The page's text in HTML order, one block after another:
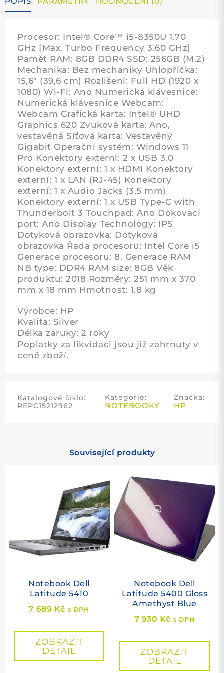
Procesor: Intel® Core™ i5-8350U 1.70
GHz [Max. Turbo Frequency 3.60 GHz]
Paměť RAM: 8GB DDR4 SSD: 256GB (M.2)
Mechanika: Bez mechaniky Úhlopříčka:
15,6" (39,6 cm) Rozlišení: Full HD (1920 x
1080) Wi-Fi: Ano Numerická klávesnice:
Numerická klávesnice Webcam:
Webcam Grafická karta: Intel® UHD
Graphics 620 Zvuková karta: Ano,
vestavěná Síťová karta: Vestavěný
Gigabit Operační systém: Windows 11
Pro Konektory externí: 2 x USB 3.0
Konektory externí: 1 x HDMI Konektory
externí: 1 x LAN (RJ-45) Konektory
externí: 1 x Audio Jacks (3,5 mm)
Konektory externí: 1 x USB Type-C with
Thunderbolt 3 Touchpad: Ano Dokovací
port: Ano Display Technology: IPS
Dotyková obrazovka: Dotyková
obrazovka Řada procesoru: Intel Core i5
Generace procesoru: 8. Generace RAM
NB type: DDR4 RAM size: 8GB Věk
produktu: 2018 Rozměry: 251 mm x 370
mm x 18 mm Hmotnost: 1.8 kg
Výrobce: HP
Kvalita: Silver
Délka záruky: 2 roky
Poplatky za likvidaci jsou již zahrnuty v
ceně zboží.
Katalogové číslo:
REPC15212962
Kategorie:
NOTEBOOKY
Značka:
HP
Související produkty
Notebook Dell
Latitude 5410
7 689 Kč s DPH
ZOBRAZIT
DETAIL
Notebook Dell
Latitude 5400 Gloss
Amethyst Blue
7 930 Kč s DPH
ZOBRAZIT
DETAIL